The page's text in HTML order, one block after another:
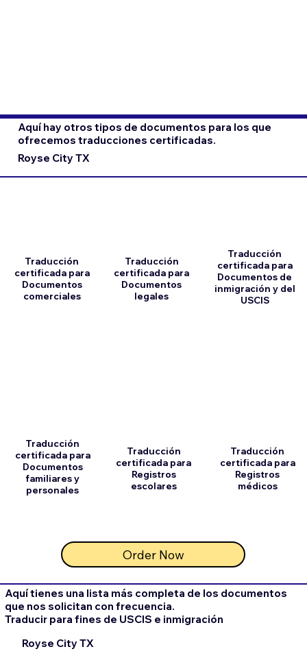
Aquí hay otros tipos de documentos para los que
ofrecemos traducciones certificadas.
Royse City TX
Traducción
certificada para
Documentos
comerciales
Traducción
certificada para
Documentos
familiares y
personales
Traducción
certificada para
Documentos
legales
Traducción
certificada para
Registros
escolares
Order Now
Traducción
certificada para
Documentos de
inmigración y del
USCIS
Traducción
certificada para
Registros
médicos
Aquí tienes una lista más completa de los documentos
que nos solicitan con frecuencia.
Traducir para fines de USCIS e inmigración
Royse City TX